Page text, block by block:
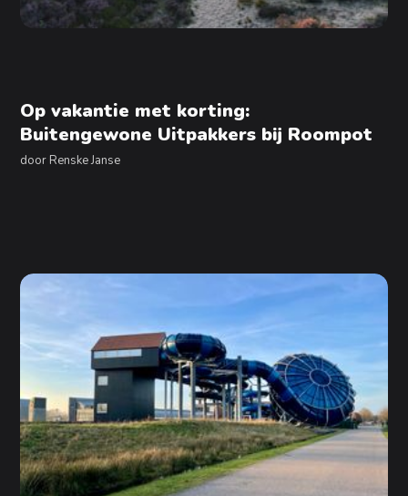
Op vakantie met korting:
Buitengewone Uitpakkers bij Roompot
door Renske Janse